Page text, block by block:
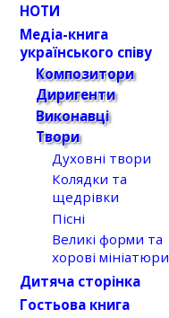
НОТИ
Медіа-книга
українського співу
Композитори
Диригенти
Виконавці
Твори
Духовні твори
Колядки та
щедрівки
Пісні
Великі форми та
хорові мініатюри
Дитяча сторінка
Гостьова книга